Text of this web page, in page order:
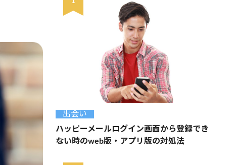
出会い
ハッピーメールログイン画面から登録でき
ない時のweb版・アプリ版の対処法